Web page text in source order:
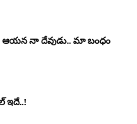
ఆయన నా దేవుడు.. మా బంధం
ఇదే..!